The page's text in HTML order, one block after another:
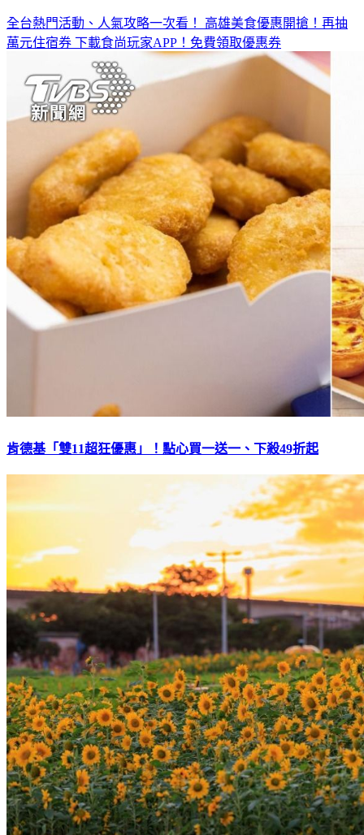
全台熱門活動、人氣攻略一次看！ 高雄美食優惠開搶！再抽
萬元住宿券 下載食尚玩家APP！免費領取優惠券
肯德基「雙11超狂優惠」！點心買一送一、下殺49折起